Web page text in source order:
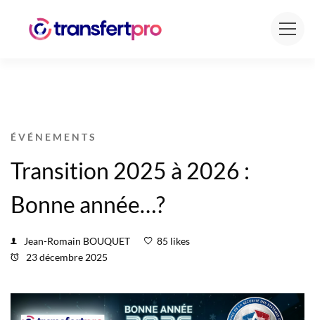
ÉVÉNEMENTS
Transition 2025 à 2026 :
Bonne année…?
Jean-Romain BOUQUET
85 likes
23 décembre 2025